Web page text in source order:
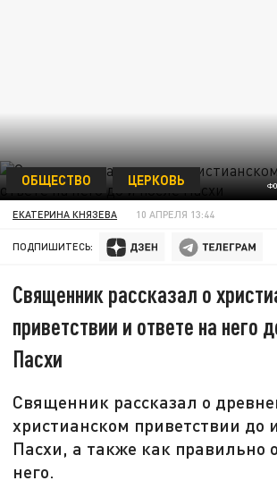
ОБЩЕСТВО ЦЕРКОВЬ
ЕКАТЕРИНА КНЯЗЕВА 10 АПРЕЛЯ 13:44
ПОДПИШИТЕСЬ:
Священник рассказал о
приветствии и ответе на него
Пасхи
Священник рассказал о
христианском приветствии до
Пасхи, а также как правильно
него.